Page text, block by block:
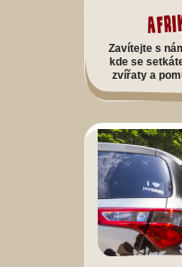
Zavítejte s
kde se
zvířaty a